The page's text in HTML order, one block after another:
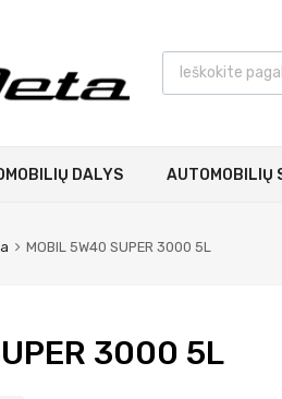
DALYS AUTOMOBILIŲ
MOBIL 5W40 SUPER 3000 5L
3000 5L